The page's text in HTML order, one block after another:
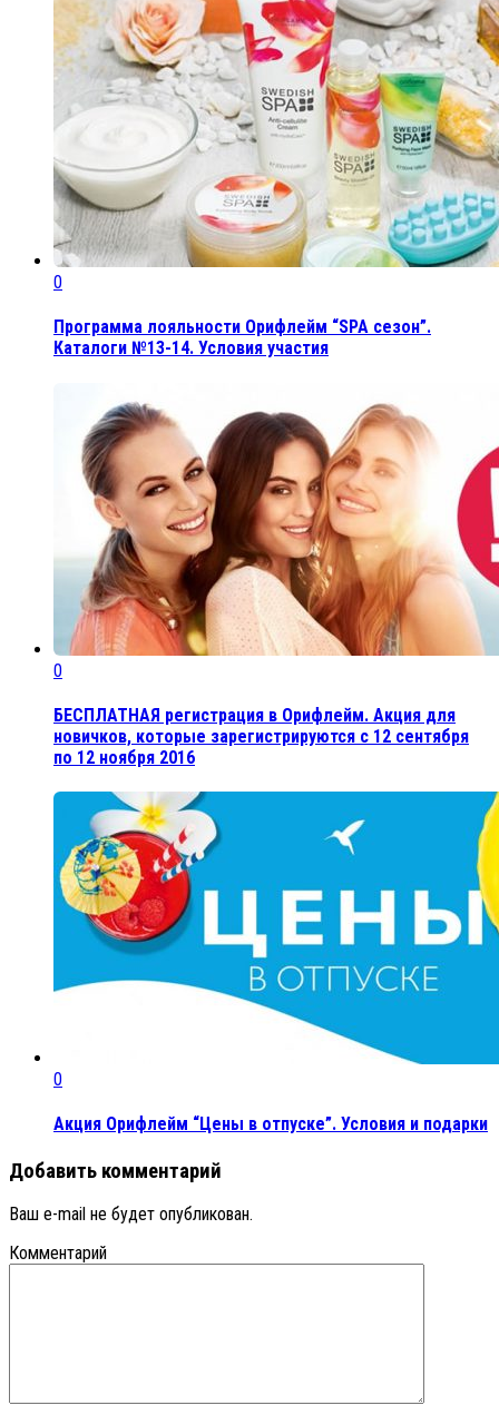
0
Программа лояльности Орифлейм “SPA сезон”.
Каталоги №13-14. Условия участия
0
БЕСПЛАТНАЯ регистрация в Орифлейм. Акция для
новичков, которые зарегистрируются с 12 сентября
по 12 ноября 2016
0
Акция Орифлейм “Цены в отпуске”. Условия и подарки
Добавить комментарий
Ваш e-mail не будет опубликован.
Комментарий